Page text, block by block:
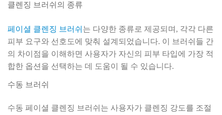
클렌징 브러쉬의 종류
페이셜 클렌징 브러쉬 는 다양한 종류로 제공되며, 각각 다른
피부 요구와 선호도에 맞춰 설계되었습니다. 이 브러쉬들 간
의 차이점을 이해하면 사용자가 자신의 피부 타입에 가장 적
합한 옵션을 선택하는 데 도움이 될 수 있습니다.
수동 브러쉬
수동 페이셜 클렌징 브러쉬는 사용자가 클렌징 강도를 조절